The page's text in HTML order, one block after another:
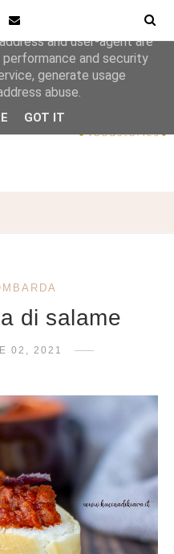
di salame
02, 2021
to deliver its services
and user-agent are
and security
generate usage
abuse.
GOT IT